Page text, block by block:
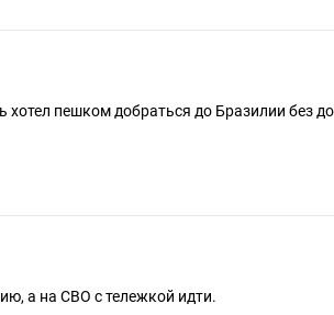
хотел пешком добраться до Бразилии без
а на СВО с тележкой идти.